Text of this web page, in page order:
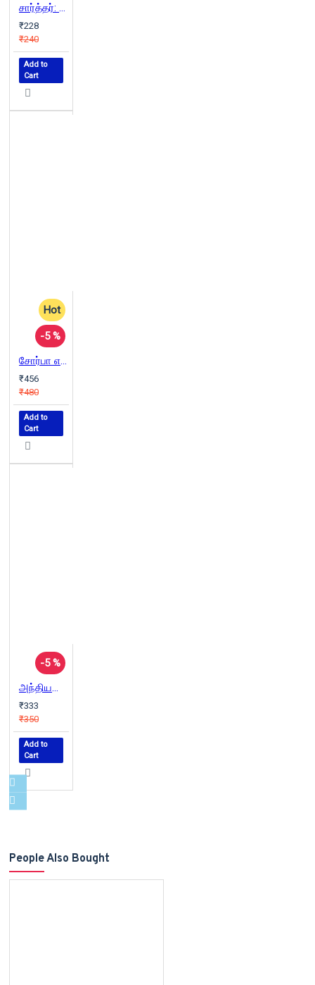
சார்த்தர்: விடுதலையின் பாதைகள் (நியூ செஞ்சுரி புக் ஹவுஸ்)
₹228
₹240
Add to
Cart
Hot
-5 %
சோர்பா என்ற கிரேக்கன் | Zorba the Greek
₹456
₹480
Add to
Cart
-5 %
அந்தியமாதல்
₹333
₹350
Add to
Cart
People Also Bought